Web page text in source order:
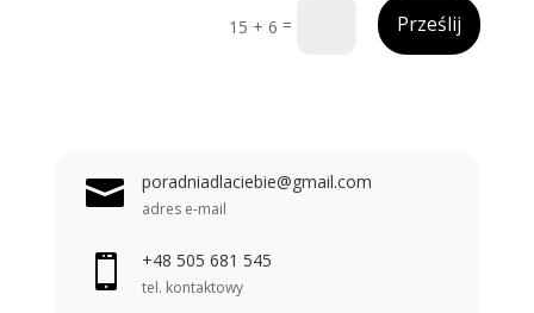
15 + 6 = Prześlij
 poradniadlaciebie@gmail.com
adres e-mail
 +48 505 681 545
tel. kontaktowy